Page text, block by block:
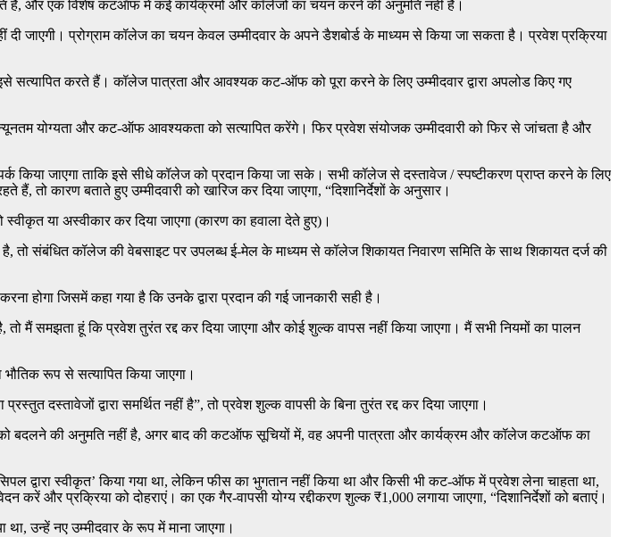
है, और एक विशेष कटऑफ में कई कार्यक्रमों और कॉलेजों का चयन करने की अनुमति नहीं है।
दी जाएगी। प्रोग्राम कॉलेज का चयन केवल उम्मीदवार के अपने डैशबोर्ड के माध्यम से किया जा सकता है। प्रवेश प्रक्रिया
सत्यापित करते हैं। कॉलेज पात्रता और आवश्यक कट-ऑफ को पूरा करने के लिए उम्मीदवार द्वारा अपलोड किए गए
न्यूनतम योग्यता और कट-ऑफ आवश्यकता को सत्यापित करेंगे। फिर प्रवेश संयोजक उम्मीदवारी को फिर से जांचता है और
किया जाएगा ताकि इसे सीधे कॉलेज को प्रदान किया जा सके। सभी कॉलेज से दस्तावेज / स्पष्टीकरण प्राप्त करने के लिए
तो कारण बताते हुए उम्मीदवारी को खारिज कर दिया जाएगा, “दिशानिर्देशों के अनुसार।
स्वीकृत या अस्वीकार कर दिया जाएगा (कारण का हवाला देते हुए)।
है, तो संबंधित कॉलेज की वेबसाइट पर उपलब्ध ई-मेल के माध्यम से कॉलेज शिकायत निवारण समिति के साथ शिकायत दर्ज की
होगा जिसमें कहा गया है कि उनके द्वारा प्रदान की गई जानकारी सही है।
है, तो मैं समझता हूं कि प्रवेश तुरंत रद्द कर दिया जाएगा और कोई शुल्क वापस नहीं किया जाएगा। मैं सभी नियमों का पालन
भौतिक रूप से सत्यापित किया जाएगा।
दस्तावेजों द्वारा समर्थित नहीं है”, तो प्रवेश शुल्क वापसी के बिना तुरंत रद्द कर दिया जाएगा।
बदलने की अनुमति नहीं है, अगर बाद की कटऑफ सूचियों में, वह अपनी पात्रता और कार्यक्रम और कॉलेज कटऑफ का
द्वारा स्वीकृत’ किया गया था, लेकिन फीस का भुगतान नहीं किया था और किसी भी कट-ऑफ में प्रवेश लेना चाहता था,
और प्रक्रिया को दोहराएं। का एक गैर-वापसी योग्य रद्दीकरण शुल्क₹1,000 लगाया जाएगा, “दिशानिर्देशों को बताएं।
उन्हें नए उम्मीदवार के रूप में माना जाएगा।